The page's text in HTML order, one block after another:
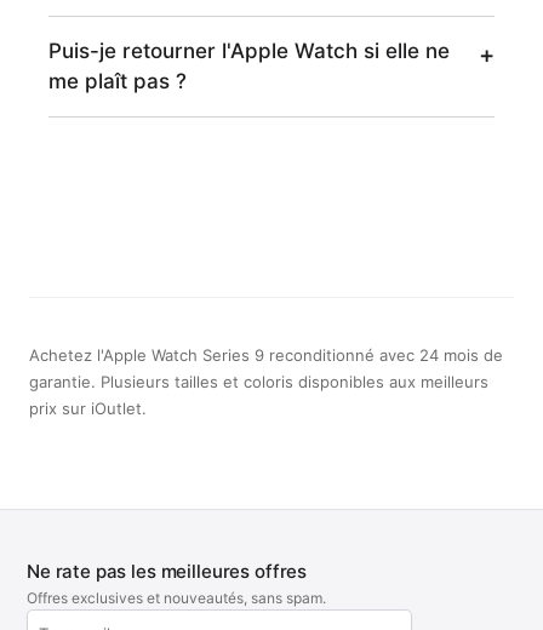
Puis-je retourner l'Apple Watch si elle ne
me plaît pas ?
Achetez l'Apple Watch Series 9 reconditionné avec 24 mois de
garantie. Plusieurs tailles et coloris disponibles aux meilleurs
prix sur iOutlet.
Ne rate pas les meilleures offres
Offres exclusives et nouveautés, sans spam.